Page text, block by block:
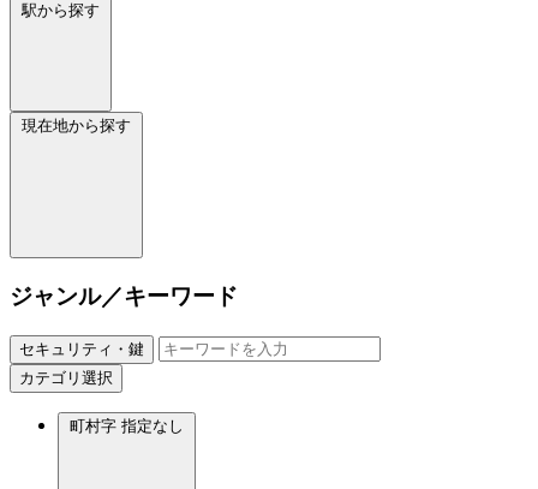
駅から探す
現在地から探す
ジャンル／キーワード
セキュリティ・鍵
カテゴリ選択
町村字 指定なし